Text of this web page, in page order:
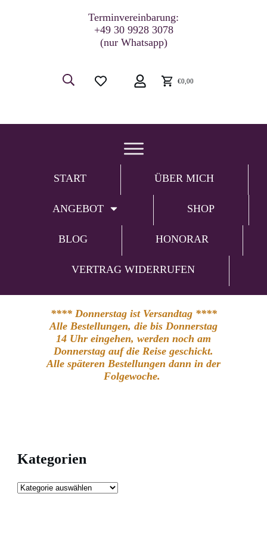
Terminvereinbarung:
+49 30 9928 3078
(nur Whatsapp)
€0,00
START ÜBER MICH
ANGEBOT SHOP
BLOG HONORAR
VERTRAG WIDERRUFEN
**** Donnerstag ist Versandtag ****
Alle Bestellungen, die bis Donnerstag
14 Uhr eingehen, werden noch am
Donnerstag auf die Reise geschickt.
Alle späteren Bestellungen dann in der
Folgewoche.
Kategorien